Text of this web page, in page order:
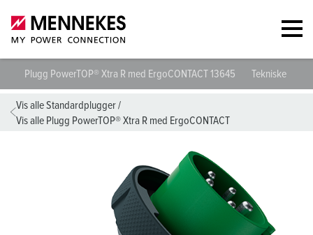
Plugg PowerTOP® Xtra R med ErgoCONTACT 13645 Tekniske
Vis alle Standardplugger/
Vis alle Plugg PowerTOP® Xtra R med ErgoCONTACT